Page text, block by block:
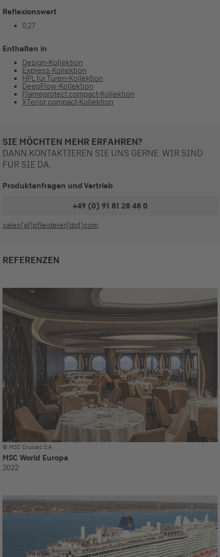
Reflexionswert
0,27
Enthalten in
Design-Kollektion
Express-Kollektion
HPL für Türen-Kollektion
DeepFlow-Kollektion
Flameprotect compact-Kollektion
XTerior compact-Kollektion
SIE MÖCHTEN MEHR ERFAHREN?
DANN KONTAKTIEREN SIE UNS GERNE. WIR SIND
FÜR SIE DA.
Produktanfragen und Vertrieb
+49 (0) 91 81 28 48 0
sales[at]pfleiderer[dot]com
REFERENZEN
© MSC Cruises S.A
MSC World Europa
2022